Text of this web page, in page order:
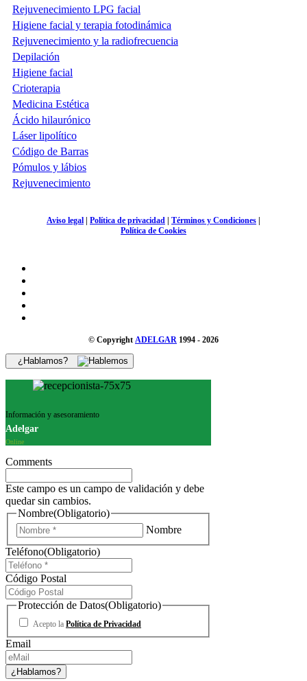
Rejuvenecimiento LPG facial
Higiene facial y terapia fotodinámica
Rejuvenecimiento y la radiofrecuencia
Depilación
Higiene facial
Crioterapia
Medicina Estética
Ácido hilaurónico
Láser lipolítico
Código de Barras
Pómulos y lábios
Rejuvenecimiento
Aviso legal | Política de privacidad | Términos y Condiciones |
Política de Cookies
© Copyright ADELGAR 1994 - 2026
¿Hablamos?
Información y asesoramiento
Adelgar
Online
Comments
Este campo es un campo de validación y debe
quedar sin cambios.
Nombre(Obligatorio)
Nombre
Teléfono(Obligatorio)
Código Postal
Protección de Datos(Obligatorio)
Acepto la Política de Privacidad
Email